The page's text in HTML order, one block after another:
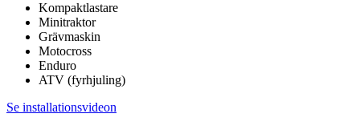
Kompaktlastare
Minitraktor
Grävmaskin
Motocross
Enduro
ATV (fyrhjuling)
Se installationsvideon